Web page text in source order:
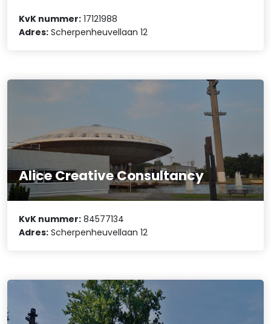
KvK nummer: 17121988
Adres: Scherpenheuvellaan 12
Alice Creative Consultancy
KvK nummer: 84577134
Adres: Scherpenheuvellaan 12